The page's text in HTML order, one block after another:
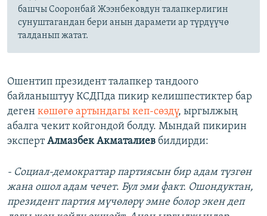
башчы Сооронбай Жээнбековдун талапкерлигин
сунуштагандан бери анын дарамети ар түрдүүчө
талданып жатат.
Ошентип президент талапкер тандоого
байланыштуу КСДПда пикир келишпестиктер бар
деген көшөгө артындагы кеп-сөздү, ыргылжың
абалга чекит койгондой болду. Мындай пикирин
экспертАлмазбек Акматалиев билдирди:
- Социал-демократтар партиясын бир адам түзгөн
жана ошол адам чечет. Бул эми факт. Ошондуктан,
президент партия мүчөлөрү эмне болор экен деп